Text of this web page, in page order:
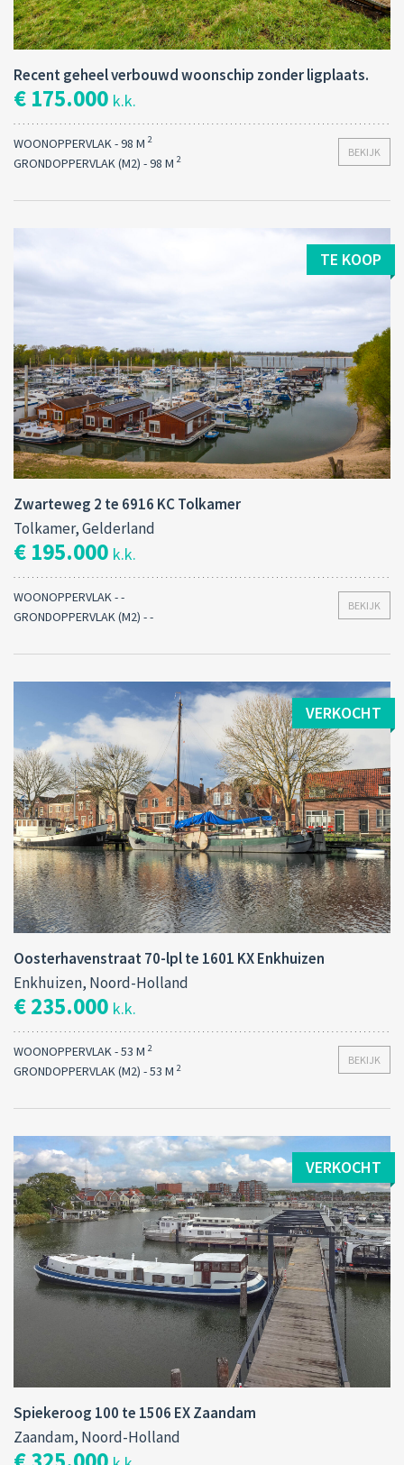
Recent geheel verbouwd woonschip zonder ligplaats.
€ 175.000 k.k.
BEKIJK
WOONOPPERVLAK - 98 M 2
GRONDOPPERVLAK (M2) - 98 M 2
TE KOOP
Zwarteweg 2 te 6916 KC Tolkamer
Tolkamer, Gelderland
€ 195.000 k.k.
BEKIJK
WOONOPPERVLAK - -
GRONDOPPERVLAK (M2) - -
VERKOCHT
Oosterhavenstraat 70-lpl te 1601 KX Enkhuizen
Enkhuizen, Noord-Holland
€ 235.000 k.k.
BEKIJK
WOONOPPERVLAK - 53 M 2
GRONDOPPERVLAK (M2) - 53 M 2
VERKOCHT
Spiekeroog 100 te 1506 EX Zaandam
Zaandam, Noord-Holland